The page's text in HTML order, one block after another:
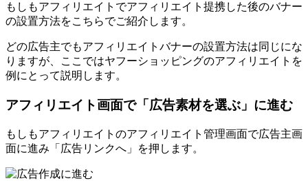
もしもアフィリエイトでアフィリエイト提携した後のバナー
の設置方法をこちらでご紹介します。
どの広告主でもアフィリエイトバナーの設置方法は同じにな
りますが、ここではヤフーショッピングのアフィリエイトを
例にとって説明します。
アフィリエイト画面で「広告素材を選ぶ」に進む
もしもアフィリエイトのアフィリエイト管理画面で広告主画
面に進み「広告リンクへ」を押します。